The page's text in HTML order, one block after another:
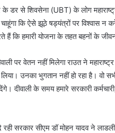
के डर से शिवसेना (UBT) के लोग
कि ऐसे झूठे षड्यंत्रों पर विश्वास
कि हमारी योजना के तहत बहनों के
पर वेतन नहीं मिलेगा राउत ने
उनका भुगतान नहीं हो रहा है।
दीवाली के समय हमारे सरकारी
सरकार सीएम डॉ मोहन यादव ने